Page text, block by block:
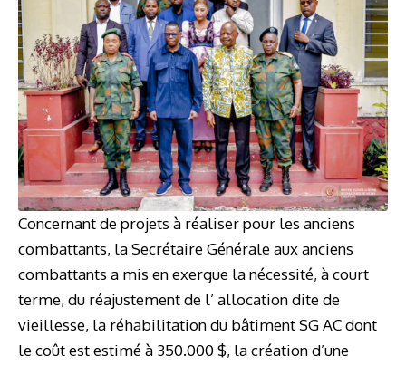
Concernant de projets à réaliser pour les anciens
combattants, la Secrétaire Générale aux anciens
combattants a mis en exergue la nécessité, à court
terme, du réajustement de l’ allocation dite de
vieillesse, la réhabilitation du bâtiment SG AC dont
le coût est estimé à 350.000 $, la création d’une